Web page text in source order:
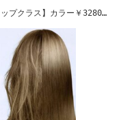
プクラス】カラー￥3280